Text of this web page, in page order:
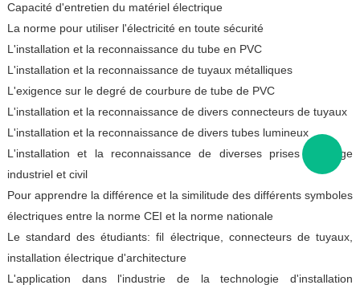
Capacité d'entretien du matériel électrique
La norme pour utiliser l'électricité en toute sécurité
L'installation et la reconnaissance du tube en PVC
L'installation et la reconnaissance de tuyaux métalliques
L'exigence sur le degré de courbure de tube de PVC
L'installation et la reconnaissance de divers connecteurs de tuyaux
L'installation et la reconnaissance de divers tubes lumineux
L'installation et la reconnaissance de diverses prises à usage
industriel et civil
Pour apprendre la différence et la similitude des différents symboles
électriques entre la norme CEI et la norme nationale
Le standard des étudiants: fil électrique, connecteurs de tuyaux,
installation électrique d'architecture
L'application dans l'industrie de la technologie d'installation